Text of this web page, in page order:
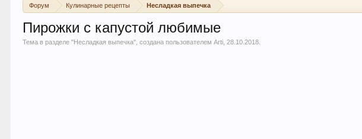
Форум Кулинарные рецепты Несладкая выпечка
Пирожки с капустой любимые
Тема в разделе "Несладкая выпечка", создана пользователемArti ,28.10.2018